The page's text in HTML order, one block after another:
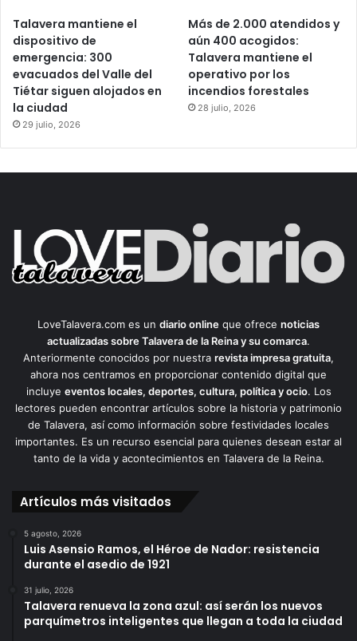
Talavera mantiene el
dispositivo de
emergencia: 300
evacuados del Valle del
Tiétar siguen alojados en
la ciudad
29 julio, 2026
Más de 2.000 atendidos y
aún 400 acogidos:
Talavera mantiene el
operativo por los
incendios forestales
28 julio, 2026
LoveTalavera.com es un diario online que ofrece noticias
actualizadas sobre Talavera de la Reina y su comarca.
Anteriormente conocidos por nuestra revista impresa gratuita,
ahora nos centramos en proporcionar contenido digital que
incluye eventos locales, deportes, cultura, política y ocio. Los
lectores pueden encontrar artículos sobre la historia y patrimonio
de Talavera, así como información sobre festividades locales
importantes. Es un recurso esencial para quienes desean estar al
tanto de la vida y acontecimientos en Talavera de la Reina.
Artículos más visitados
5 agosto, 2026
Luis Asensio Ramos, el Héroe de Nador: resistencia
durante el asedio de 1921
31 julio, 2026
Talavera renueva la zona azul: así serán los nuevos
parquímetros inteligentes que llegan a toda la ciudad